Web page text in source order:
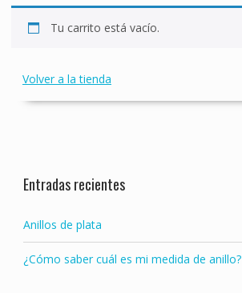
Tu carrito está vacío.
Volver a la tienda
Entradas recientes
Anillos de plata
¿Cómo saber cuál es mi medida de anillo?